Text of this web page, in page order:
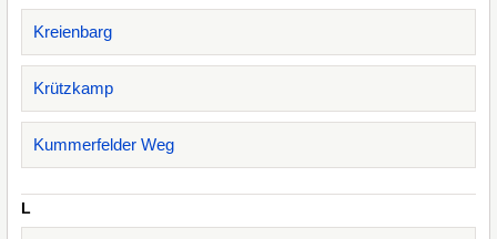
Kreienbarg
Krützkamp
Kummerfelder Weg
L